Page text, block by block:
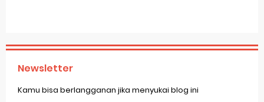
Newsletter
Kamu bisa berlangganan jika menyukai blog ini